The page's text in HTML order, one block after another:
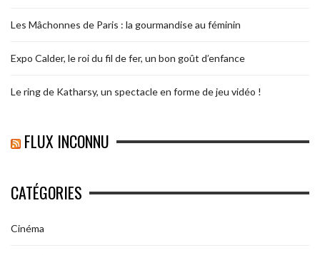
Les Mâchonnes de Paris : la gourmandise au féminin
Expo Calder, le roi du fil de fer, un bon goût d’enfance
Le ring de Katharsy, un spectacle en forme de jeu vidéo !
FLUX INCONNU
CATÉGORIES
Cinéma